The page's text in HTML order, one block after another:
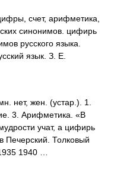
счет, арифметика,
синонимов. цифирь
русского языка.
язык. З. Е.
жен. (устар.). 1.
3. Арифметика. «В
учат, а цифирь
Печерский. Толковый
1940 …